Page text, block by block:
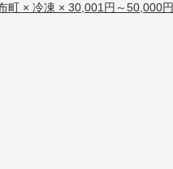
町 × 冷凍 × 30,001円～50,000円